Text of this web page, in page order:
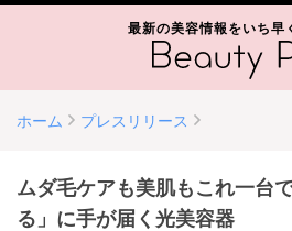
最新の美容情報をいち早
ホーム プレスリリース
ムダ毛ケアも美肌もこれ一台
る」に手が届く光美容器